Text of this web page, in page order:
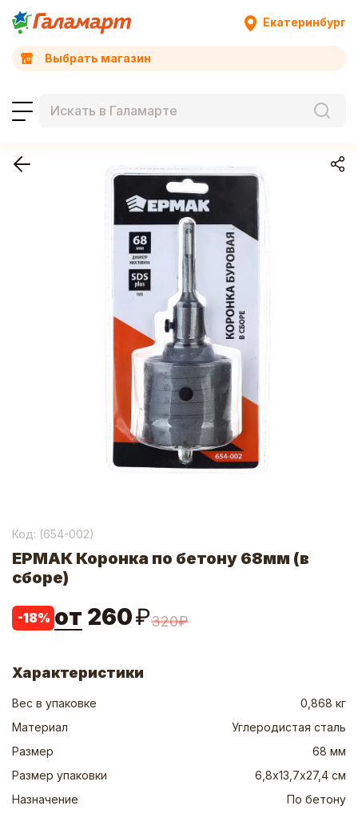
Екатеринбург
Выбрать магазин
Код: (654-002)
ЕРМАК Коронка по бетону 68мм (в
сборе)
-18% от 260₽320₽
Характеристики
Вес в упаковке
0,868 кг
Материал
Углеродистая сталь
Размер
68 мм
Размер упаковки
6,8х13,7х27,4 см
Назначение
По бетону